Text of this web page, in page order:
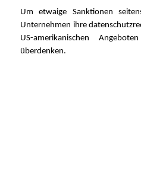
Um etwaige Sanktionen
Unternehmen ihre
US-amerikanischen
überdenken.